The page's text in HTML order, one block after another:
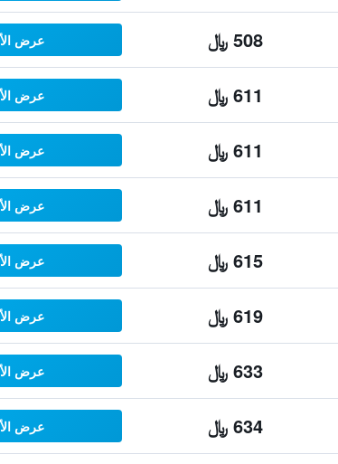
508 ﷼ عرض
611 ﷼ عرض
611 ﷼ عرض
611 ﷼ عرض
615 ﷼ عرض
619 ﷼ عرض
633 ﷼ عرض
634 ﷼ عرض